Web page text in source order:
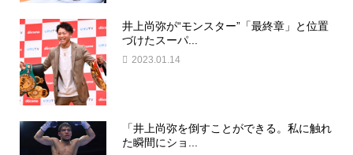
井上尚弥が“モンスター”「最終章」と位置
づけたスーパ...
2023.01.14
「井上尚弥を倒すことができる。私に触れ
た瞬間にショ...